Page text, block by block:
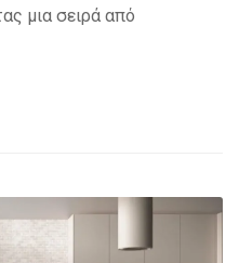
μια σειρά από